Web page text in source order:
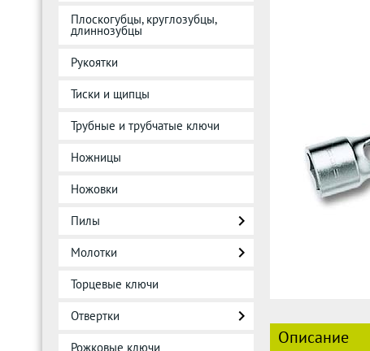
Плоскогубцы, круглозубцы,
длиннозубцы
Рукоятки
Тиски и щипцы
Трубные и трубчатые ключи
Ножницы
Ножовки
Пилы
Молотки
Торцевые ключи
Отвертки
Рожковые ключи Описание